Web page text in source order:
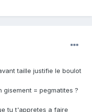
taille justifie le boulot
= pegmatites ?
tu t'appretes a faire